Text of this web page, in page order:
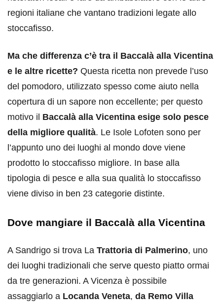
regioni italiane che vantano tradizioni legate allo
stoccafisso.
Ma che differenza c’è tra il Baccalà alla Vicentina
e le altre ricette? Questa ricetta non prevede l’uso
del pomodoro, utilizzato spesso come aiuto nella
copertura di un sapore non eccellente; per questo
motivo il Baccalà alla Vicentina esige solo pesce
della migliore qualità. Le Isole Lofoten sono per
l’appunto uno dei luoghi al mondo dove viene
prodotto lo stoccafisso migliore. In base alla
tipologia di pesce e alla sua qualità lo stoccafisso
viene diviso in ben 23 categorie distinte.
Dove mangiare il Baccalà alla Vicentina
A Sandrigo si trova La Trattoria di Palmerino, uno
dei luoghi tradizionali che serve questo piatto ormai
da tre generazioni. A Vicenza è possibile
assaggiarlo a Locanda Veneta, da Remo Villa